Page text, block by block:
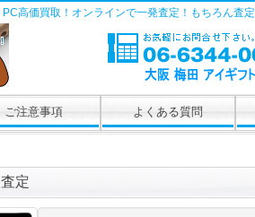
高価買取！オンラインで一発査定！もちろん査定
ご注意事項 よくある質問
定